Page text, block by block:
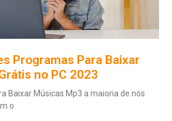
Programas Para Baixar
no PC 2023
Baixar Músicas Mp3 a maioria de nós
o